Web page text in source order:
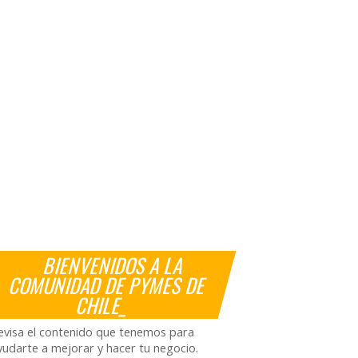
BIENVENIDOS A LA
COMUNIDAD DE PYMES DE
CHILE_
el contenido que tenemos para
a mejorar y hacer tu negocio.